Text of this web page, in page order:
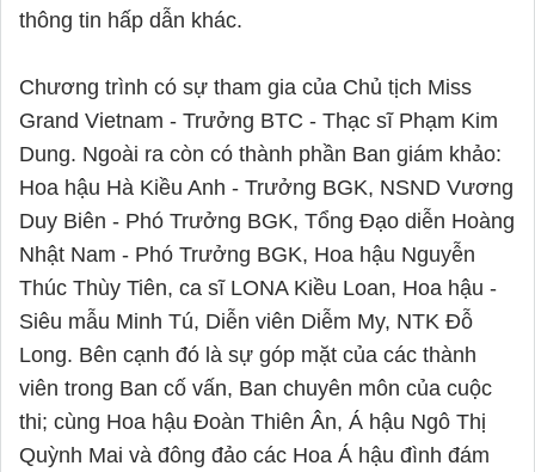
thông tin hấp dẫn khác.
Chương trình có sự tham gia của Chủ tịch Miss
Grand Vietnam - Trưởng BTC - Thạc sĩ Phạm Kim
Dung. Ngoài ra còn có thành phần Ban giám khảo:
Hoa hậu Hà Kiều Anh - Trưởng BGK, NSND Vương
Duy Biên - Phó Trưởng BGK, Tổng Đạo diễn Hoàng
Nhật Nam - Phó Trưởng BGK, Hoa hậu Nguyễn
Thúc Thùy Tiên, ca sĩ LONA Kiều Loan, Hoa hậu -
Siêu mẫu Minh Tú, Diễn viên Diễm My, NTK Đỗ
Long. Bên cạnh đó là sự góp mặt của các thành
viên trong Ban cố vấn, Ban chuyên môn của cuộc
thi; cùng Hoa hậu Đoàn Thiên Ân, Á hậu Ngô Thị
Quỳnh Mai và đông đảo các Hoa Á hậu đình đám